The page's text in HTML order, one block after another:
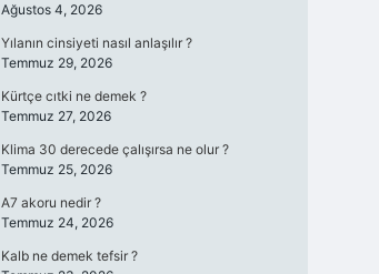
Ağustos 4, 2026
Yılanın cinsiyeti nasıl anlaşılır ?
Temmuz 29, 2026
Kürtçe cıtki ne demek ?
Temmuz 27, 2026
Klima 30 derecede çalışırsa ne olur ?
Temmuz 25, 2026
A7 akoru nedir ?
Temmuz 24, 2026
Kalb ne demek tefsir ?